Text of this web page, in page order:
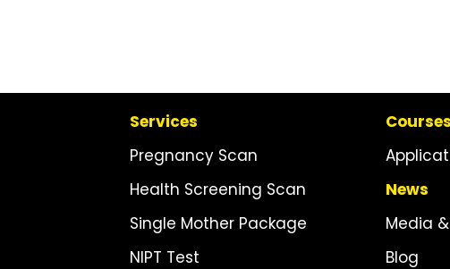
Services
Pregnancy Scan
Health Screening Scan
Single Mother Package
NIPT Test
Courses
News
Media
Blog